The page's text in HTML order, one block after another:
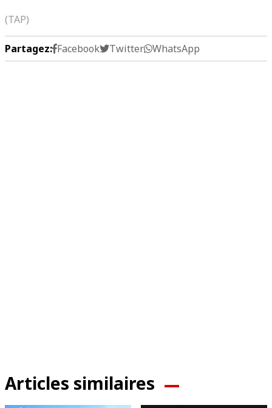
(TAP)
Partagez: Facebook Twitter WhatsApp
Articles similaires